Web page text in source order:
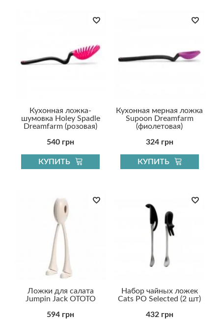
Кухонная ложка-
шумовка Holey Spadle
Dreamfarm (розовая)
540 грн
КУПИТЬ
Кухонная мерная ложка
Supoon Dreamfarm
(фиолетовая)
324 грн
КУПИТЬ
Ложки для салата
Jumpin Jack OTOTO
594 грн
Набор чайных ложек
Cats PO Selected (2 шт)
432 грн